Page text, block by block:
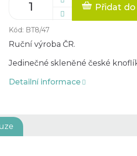
Přidat
Kód: BT8/47
Ruční výroba ČR.
Jedinečné skleněné české
Detailní informace